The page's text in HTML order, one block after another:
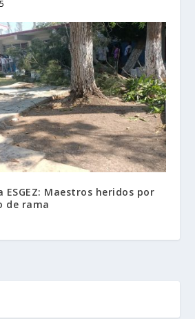
ESGEZ: Maestros heridos por
de rama